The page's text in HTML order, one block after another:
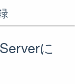
に